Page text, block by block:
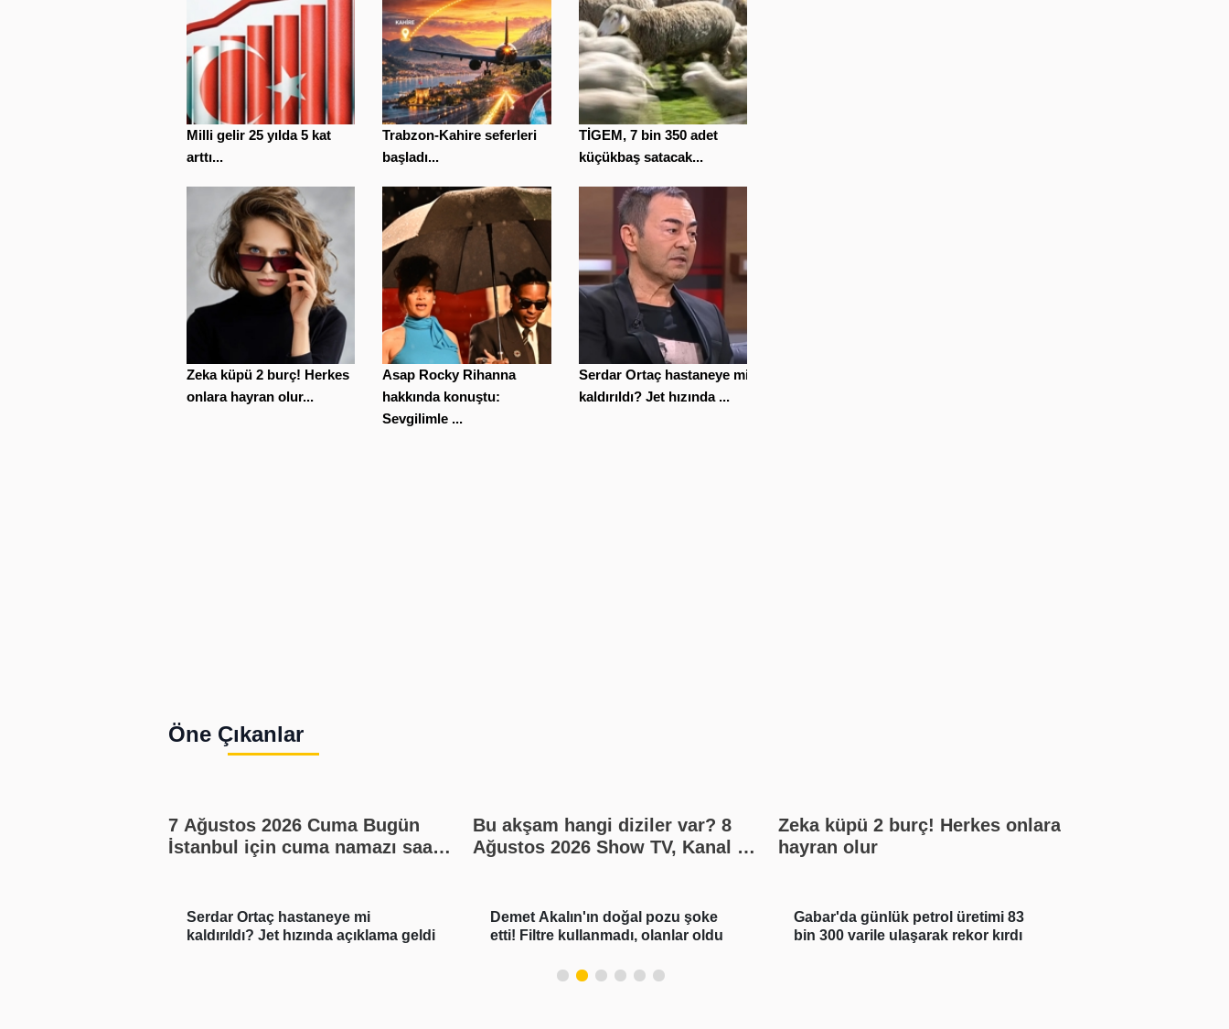
Milli gelir 25 yılda 5 kat
arttı...
Trabzon-Kahire seferleri
başladı...
TİGEM, 7 bin 350 adet
küçükbaş satacak...
Zeka küpü 2 burç! Herkes
onlara hayran olur...
Asap Rocky Rihanna
hakkında konuştu:
Sevgilimle ...
Serdar Ortaç hastaneye mi
kaldırıldı? Jet hızında ...
Öne Çıkanlar
7 Ağustos 2026 Cuma Bugün
İstanbul için cuma namazı saat
Bu akşam hangi diziler var? 8
Ağustos 2026 Show TV, Kanal D,
Zeka küpü 2 burç! Herkes onlara
hayran olur
Serdar Ortaç hastaneye mi
kaldırıldı? Jet hızında açıklama geldi
Demet Akalın'ın doğal pozu şoke
etti! Filtre kullanmadı, olanlar oldu
Gabar'da günlük petrol üretimi 83
bin 300 varile ulaşarak rekor kırdı